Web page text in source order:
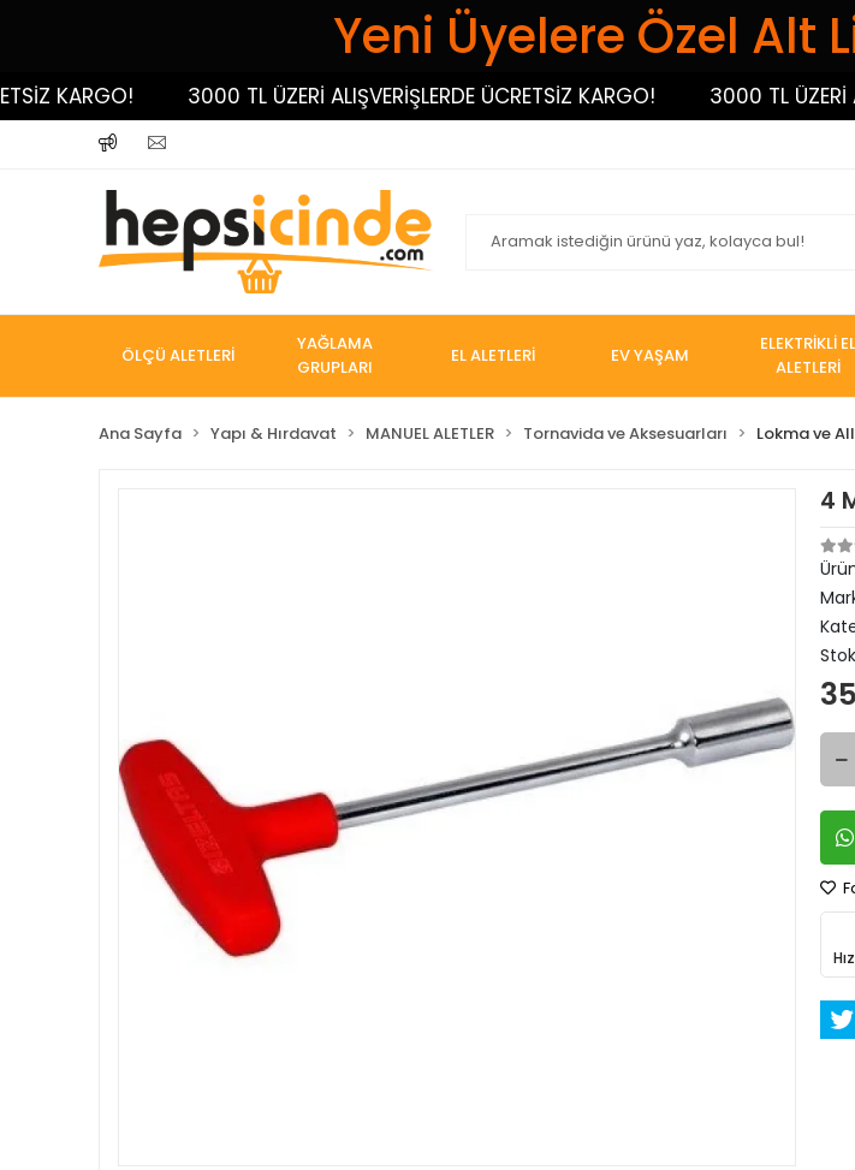
Yeni Üyelere Özel Alt
KARGO! 3000 TL ÜZERİ ALIŞVERİŞLERDE ÜCRETSİZ KARGO! 3000 TL ÜZERİ
ÖLÇÜ ALETLERİ
YAĞLAMA
GRUPLARI
EL ALETLERİ EV YAŞAM
ELEKTRİKLİ EL
ALETLERİ
Ana Sayfa Yapı & Hırdavat MANUEL ALETLER Tornavida ve Aksesuarları Lokma ve
4